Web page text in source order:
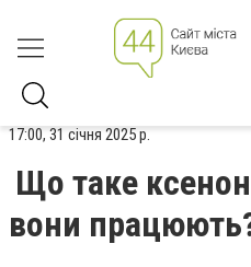
17:00, 31 січня 2025 р.
Що таке
вони